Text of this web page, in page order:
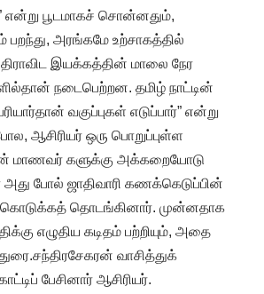
என்று பூடமாகச் சொன்னதும்,
பறந்து, அரங்கமே உற்சாகத்தில்
இயக்கத்தின் மாலை நேர
நடைபெற்றன. தமிழ் நாட்டின்
வகுப்புகள் எடுப்பார்” என்று
ஆசிரியர் ஒரு பொறுப்புள்ள
தன் மாணவர் களுக்கு அக்கறையோடு
போல் ஜாதிவாரி கணக்கெடுப்பின்
கொடுக்கத் தொடங்கினார். முன்னதாக
எழுதிய கடிதம் பற்றியும், அதை
வாசித்துக்
பேசினார் ஆசிரியர்.